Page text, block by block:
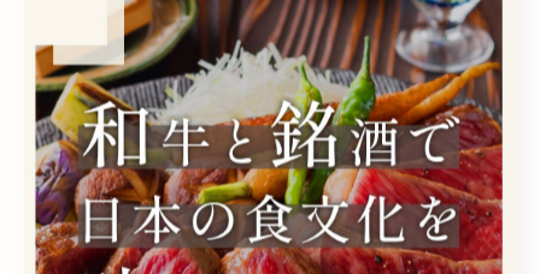
きなポイントです。阪東橋駅近くの居酒屋では、掘りご
たつ席やテーブル席、完全個室など多様な席種が用意さ
れており、グループの雰囲気や目的に合わせて選べま
す。例えば、落ち着いた個室なら会話を楽しみやすく、
賑やかなフロア席なら一体感が生まれやすいでしょう。
加えて、コース料理や飲み放題プランの充実も大人数宴
会には欠かせません。参加者のアレルギーや好みに配慮